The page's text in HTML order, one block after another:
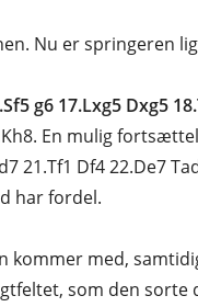
Nu er springeren
g6 17.Lxg5 Dxg5
En mulig
21.Tf1 Df4 22.De7
har fordel.
kommer med,
som den sorte